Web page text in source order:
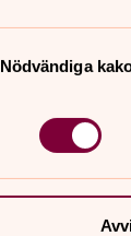
Nödvändiga
Vi